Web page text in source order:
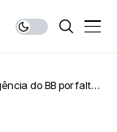
do BB por falta